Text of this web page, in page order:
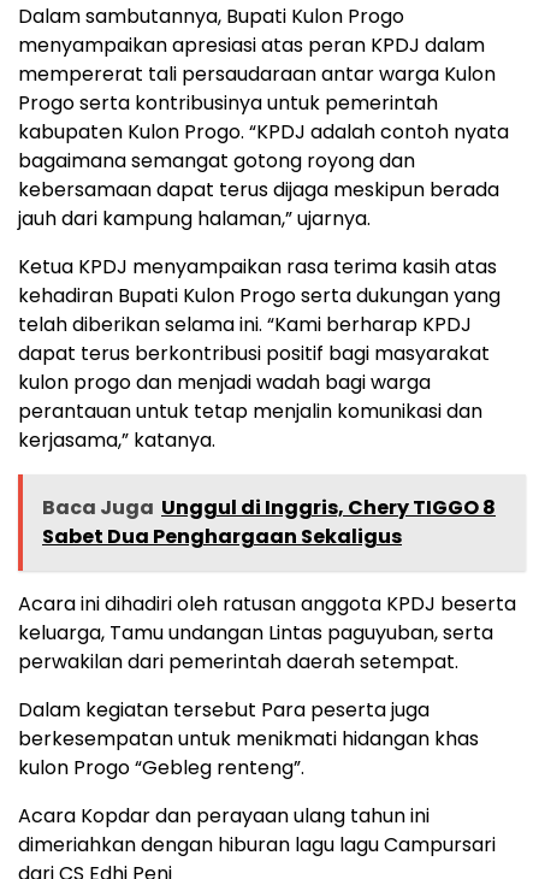
Dalam sambutannya, Bupati Kulon Progo
menyampaikan apresiasi atas peran KPDJ dalam
mempererat tali persaudaraan antar warga Kulon
Progo serta kontribusinya untuk pemerintah
kabupaten Kulon Progo. “KPDJ adalah contoh nyata
bagaimana semangat gotong royong dan
kebersamaan dapat terus dijaga meskipun berada
jauh dari kampung halaman,” ujarnya.
Ketua KPDJ menyampaikan rasa terima kasih atas
kehadiran Bupati Kulon Progo serta dukungan yang
telah diberikan selama ini. “Kami berharap KPDJ
dapat terus berkontribusi positif bagi masyarakat
kulon progo dan menjadi wadah bagi warga
perantauan untuk tetap menjalin komunikasi dan
kerjasama,” katanya.
Baca Juga Unggul di Inggris, Chery TIGGO 8
Sabet Dua Penghargaan Sekaligus
Acara ini dihadiri oleh ratusan anggota KPDJ beserta
keluarga, Tamu undangan Lintas paguyuban, serta
perwakilan dari pemerintah daerah setempat.
Dalam kegiatan tersebut Para peserta juga
berkesempatan untuk menikmati hidangan khas
kulon Progo “Gebleg renteng”.
Acara Kopdar dan perayaan ulang tahun ini
dimeriahkan dengan hiburan lagu lagu Campursari
dari CS Edhi Peni